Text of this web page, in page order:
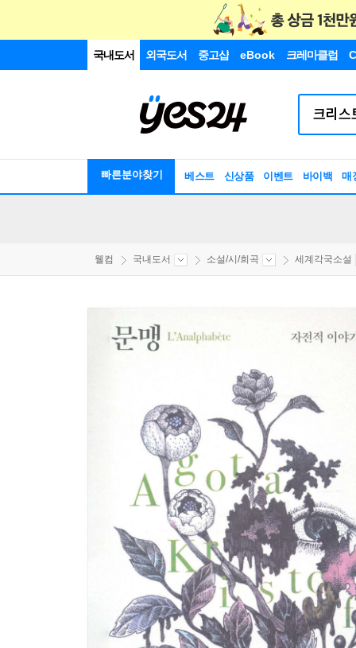
국내도서 외국도서 중고샵 eBook 크레마클럽
빠른분야찾기 베스트 신상품 이벤트 바이백 매
웰컴 국내도서 소설/시/희곡 세계각국소설